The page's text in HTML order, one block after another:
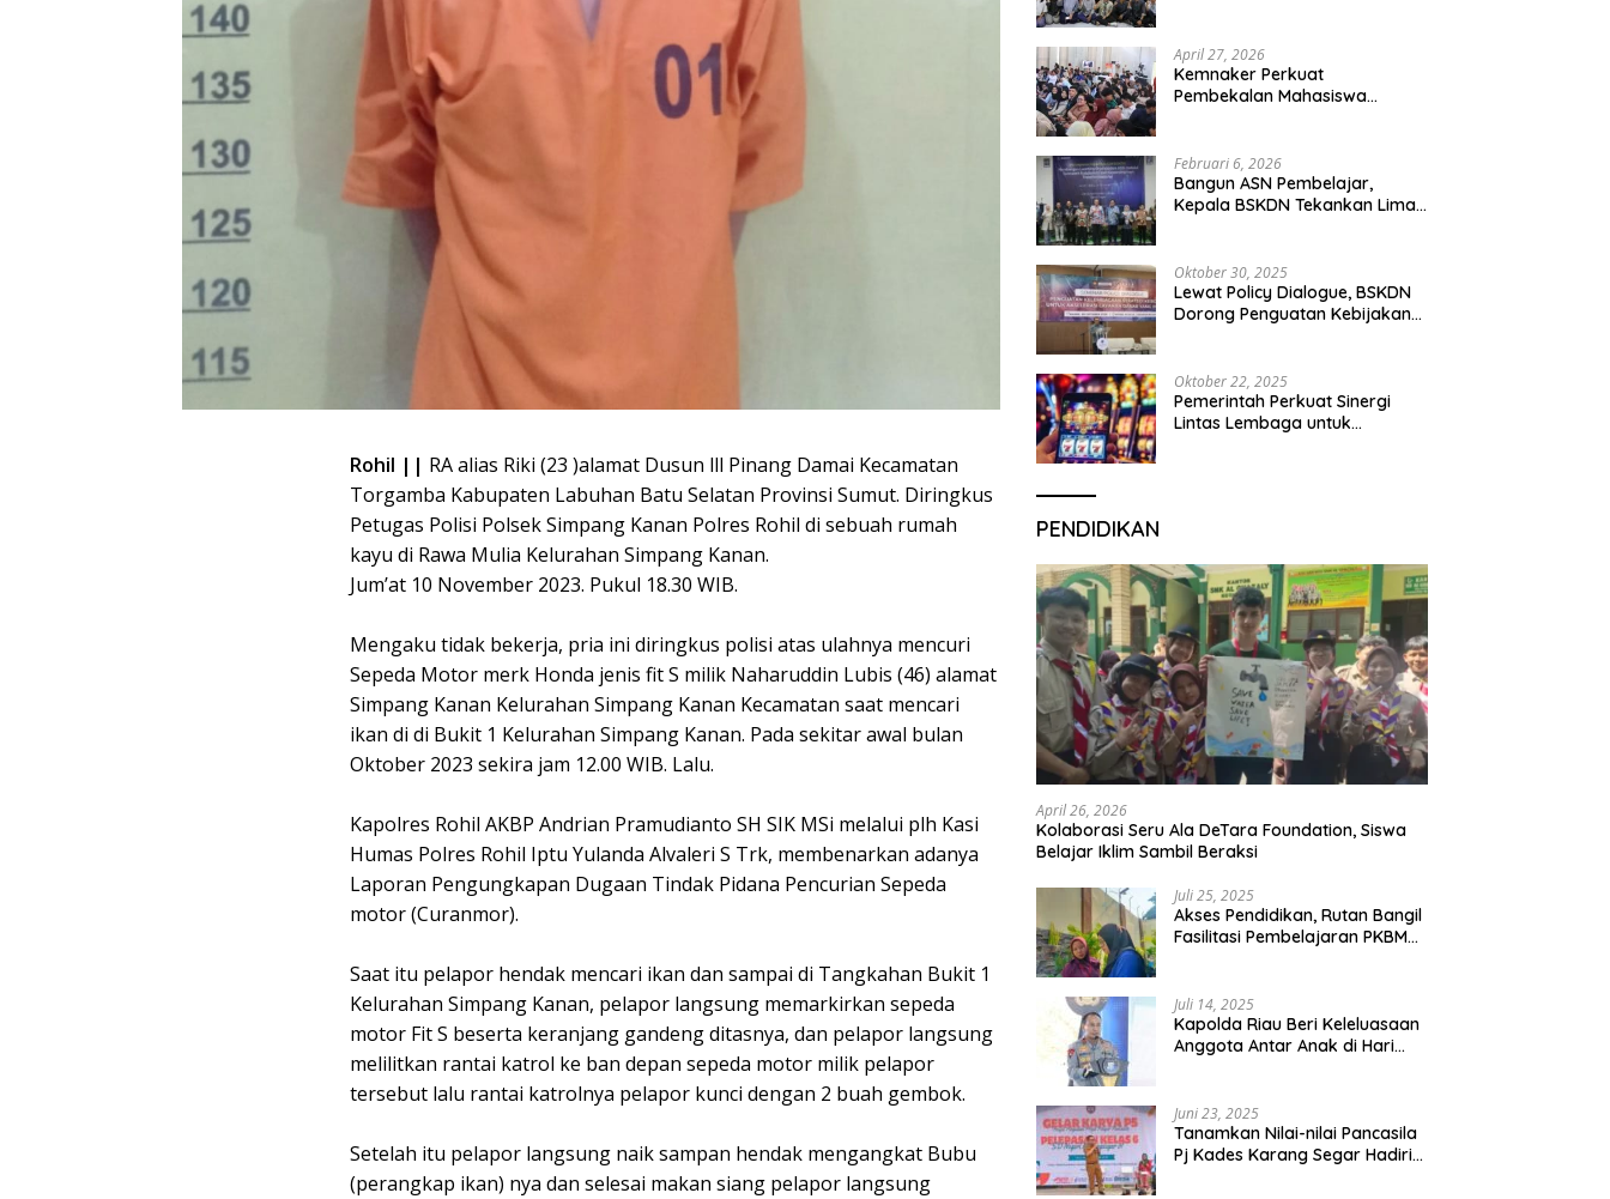
Rohil || RA alias Riki (23 )alamat Dusun lll Pinang Damai Kecamatan
Torgamba Kabupaten Labuhan Batu Selatan Provinsi Sumut. Diringkus
Petugas Polisi Polsek Simpang Kanan Polres Rohil di sebuah rumah
kayu di Rawa Mulia Kelurahan Simpang Kanan.
Jum’at 10 November 2023. Pukul 18.30 WIB.
Mengaku tidak bekerja, pria ini diringkus polisi atas ulahnya mencuri
Sepeda Motor merk Honda jenis fit S milik Naharuddin Lubis (46) alamat
Simpang Kanan Kelurahan Simpang Kanan Kecamatan saat mencari
ikan di di Bukit 1 Kelurahan Simpang Kanan. Pada sekitar awal bulan
Oktober 2023 sekira jam 12.00 WIB. Lalu.
Kapolres Rohil AKBP Andrian Pramudianto SH SIK MSi melalui plh Kasi
Humas Polres Rohil Iptu Yulanda Alvaleri S Trk, membenarkan adanya
Laporan Pengungkapan Dugaan Tindak Pidana Pencurian Sepeda
motor (Curanmor).
Saat itu pelapor hendak mencari ikan dan sampai di Tangkahan Bukit 1
Kelurahan Simpang Kanan, pelapor langsung memarkirkan sepeda
motor Fit S beserta keranjang gandeng ditasnya, dan pelapor langsung
melilitkan rantai katrol ke ban depan sepeda motor milik pelapor
tersebut lalu rantai katrolnya pelapor kunci dengan 2 buah gembok.
Setelah itu pelapor langsung naik sampan hendak mengangkat Bubu
(perangkap ikan) nya dan selesai makan siang pelapor langsung
April 27, 2026
Kemnaker Perkuat
Pembekalan Mahasiswa
Februari 6, 2026
Bangun ASN Pembelajar,
Kepala BSKDN Tekankan Lima
Oktober 30, 2025
Lewat Policy Dialogue, BSKDN
Dorong Penguatan Kebijakan
Oktober 22, 2025
Pemerintah Perkuat Sinergi
Lintas Lembaga untuk
PENDIDIKAN
April 26, 2026
Kolaborasi Seru Ala DeTara Foundation, Siswa
Belajar Iklim Sambil Beraksi
Juli 25, 2025
Akses Pendidikan, Rutan Bangil
Fasilitasi Pembelajaran PKBM
Juli 14, 2025
Kapolda Riau Beri Keleluasaan
Anggota Antar Anak di Hari
Juni 23, 2025
Tanamkan Nilai-nilai Pancasila
Pj Kades Karang Segar Hadiri